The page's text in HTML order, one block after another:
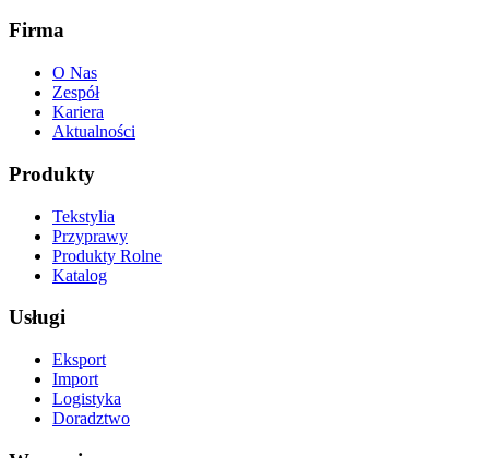
Firma
O Nas
Zespół
Kariera
Aktualności
Produkty
Tekstylia
Przyprawy
Produkty Rolne
Katalog
Usługi
Eksport
Import
Logistyka
Doradztwo